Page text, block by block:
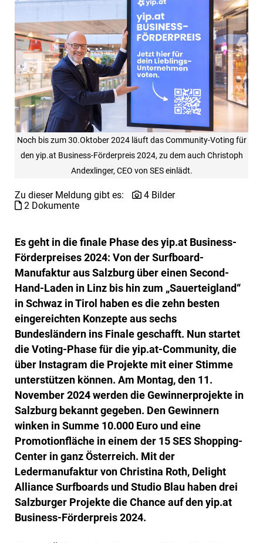
Noch bis zum 30.Oktober 2024 läuft das Community-Voting für
den yip.at Business-Förderpreis 2024, zu dem auch Christoph
Andexlinger, CEO von SES einlädt.
Zu dieser Meldung gibt es:
4 Bilder
2 Dokumente
Es geht in die finale Phase des yip.at Business-
Förderpreises 2024: Von der Surfboard-
Manufaktur aus Salzburg über einen Second-
Hand-Laden in Linz bis hin zum „Sauerteigland“
in Schwaz in Tirol haben es die zehn besten
eingereichten Konzepte aus sechs
Bundesländern ins Finale geschafft. Nun startet
die Voting-Phase für die yip.at-Community, die
über Instagram die Projekte mit einer Stimme
unterstützen können. Am Montag, den 11.
November 2024 werden die Gewinnerprojekte in
Salzburg bekannt gegeben. Den Gewinnern
winken in Summe 10.000 Euro und eine
Promotionfläche in einem der 15 SES Shopping-
Center in ganz Österreich. Mit der
Ledermanufaktur von Christina Roth, Delight
Alliance Surfboards und Studio Blau haben drei
Salzburger Projekte die Chance auf den yip.at
Business-Förderpreis 2024.